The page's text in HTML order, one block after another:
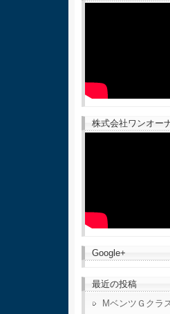
株式会社ワンオ
Google+
最近の投稿
MベンツＧクラ